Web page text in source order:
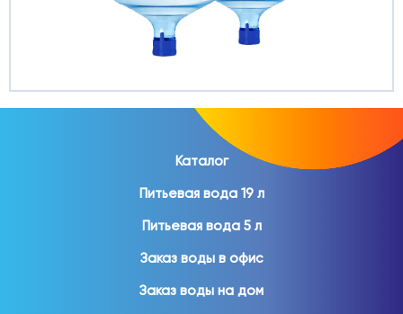
Каталог
Питьевая вода 19 л
Питьевая вода 5 л
Заказ воды в офис
Заказ воды на дом